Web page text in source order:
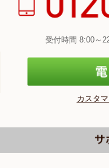
受付時間 8:00～
カスタ